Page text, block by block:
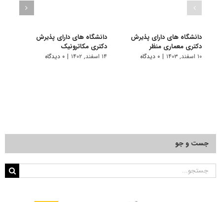
دانشگاه های دارای پذیرش
دکتری ﻣﻌﻤﺎری منظر
۱۰ اسفند, ۱۴۰۳ | ۰ دیدگاه
دانشگاه های دارای پذیرش
دکتری مکاترونیک
۱۴ اسفند, ۱۴۰۲ | ۰ دیدگاه
جست و جو
جستجو